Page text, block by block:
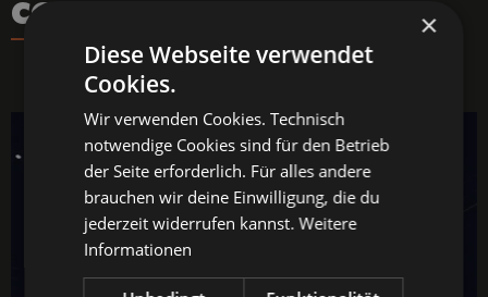
CORPORATION 2024
×
Diese Webseite verwendet
Cookies.
Wir verwenden Cookies. Technisch
notwendige Cookies sind für den Betrieb
der Seite erforderlich. Für alles andere
brauchen wir deine Einwilligung, die du
jederzeit widerrufen kannst.Weitere
Informationen